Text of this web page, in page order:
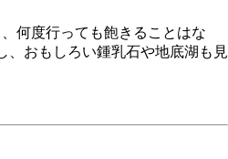
何度行っても飽きることはな
、おもしろい鍾乳石や地底湖も見